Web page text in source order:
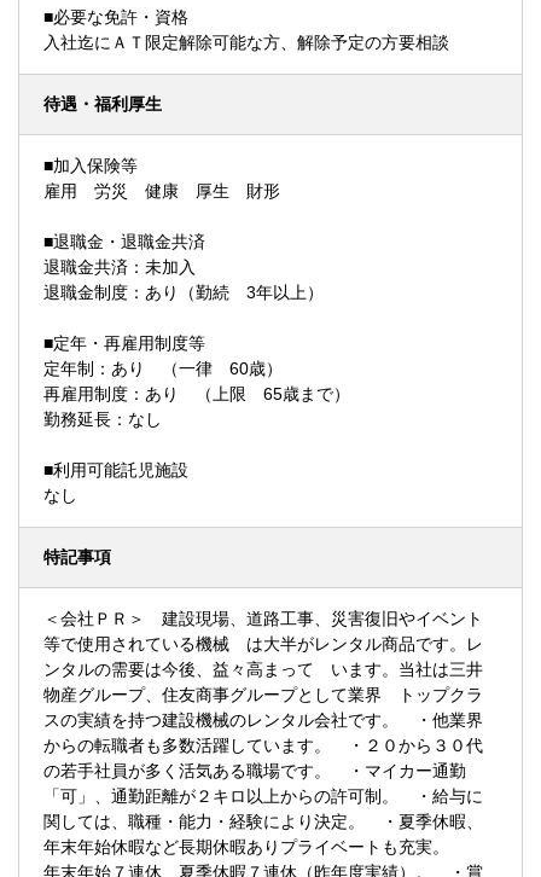
■必要な免許・資格
入社迄にＡＴ限定解除可能な方、解除予定の方要相談
待遇・福利厚生
■加入保険等
雇用 労災 健康 厚生 財形
■退職金・退職金共済
退職金共済：未加入
退職金制度：あり（勤続 3年以上）
■定年・再雇用制度等
定年制：あり （一律 60歳）
再雇用制度：あり （上限 65歳まで）
勤務延長：なし
■利用可能託児施設
なし
特記事項
＜会社ＰＲ＞ 建設現場、道路工事、災害復旧やイベント
等で使用されている機械 は大半がレンタル商品です。レ
ンタルの需要は今後、益々高まって います。当社は三井
物産グループ、住友商事グループとして業界 トップクラ
スの実績を持つ建設機械のレンタル会社です。 ・他業界
からの転職者も多数活躍しています。 ・２０から３０代
の若手社員が多く活気ある職場です。 ・マイカー通勤
「可」、通勤距離が２キロ以上からの許可制。 ・給与に
関しては、職種・能力・経験により決定。 ・夏季休暇、
年末年始休暇など長期休暇ありプライベートも充実。
年末年始７連休、夏季休暇７連休（昨年度実績）。 ・賞